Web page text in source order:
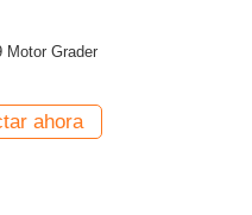
Used CAT Grader
ahora